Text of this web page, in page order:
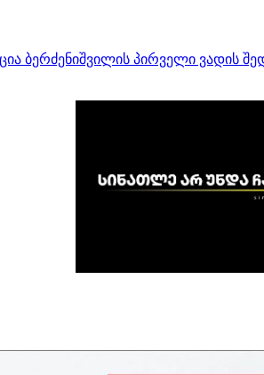
ბერძენიშვილის პირველი ვადის